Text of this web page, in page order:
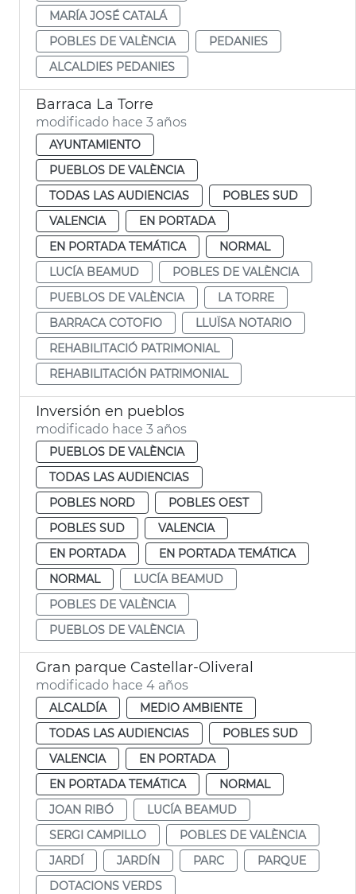
MARÍA JOSÉ CATALÁ
POBLES DE VALÈNCIA
PEDANIES
ALCALDIES PEDANIES
Barraca La Torre
modificado hace 3 años
AYUNTAMIENTO
PUEBLOS DE VALÈNCIA
TODAS LAS AUDIENCIAS
POBLES SUD
VALENCIA
EN PORTADA
EN PORTADA TEMÁTICA
NORMAL
LUCÍA BEAMUD
POBLES DE VALÈNCIA
PUEBLOS DE VALÈNCIA
LA TORRE
BARRACA COTOFIO
LLUÏSA NOTARIO
REHABILITACIÓ PATRIMONIAL
REHABILITACIÓN PATRIMONIAL
Inversión en pueblos
modificado hace 3 años
PUEBLOS DE VALÈNCIA
TODAS LAS AUDIENCIAS
POBLES NORD
POBLES OEST
POBLES SUD
VALENCIA
EN PORTADA
EN PORTADA TEMÁTICA
NORMAL
LUCÍA BEAMUD
POBLES DE VALÈNCIA
PUEBLOS DE VALÈNCIA
Gran parque Castellar-Oliveral
modificado hace 4 años
ALCALDÍA
MEDIO AMBIENTE
TODAS LAS AUDIENCIAS
POBLES SUD
VALENCIA
EN PORTADA
EN PORTADA TEMÁTICA
NORMAL
JOAN RIBÓ
LUCÍA BEAMUD
SERGI CAMPILLO
POBLES DE VALÈNCIA
JARDÍ
JARDÍN PARC
PARQUE
DOTACIONS VERDS